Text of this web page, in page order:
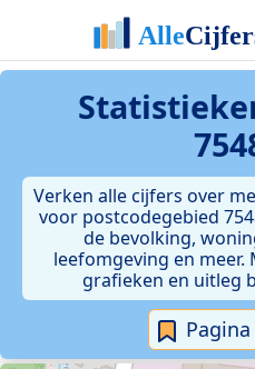
Verken alle cijfers over
voor postcodegebied
de bevolking,
leefomgeving en
grafieken en uitleg